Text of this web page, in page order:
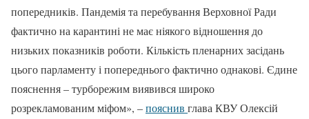
попередників. Пандемія та перебування Верховної Ради
фактично на карантині не має ніякого відношення до
низьких показників роботи. Кількість пленарних засідань
цього парламенту і попереднього фактично однакові. Єдине
пояснення – турборежим виявився широко
розрекламованим міфом», –пояснив глава КВУ Олексій